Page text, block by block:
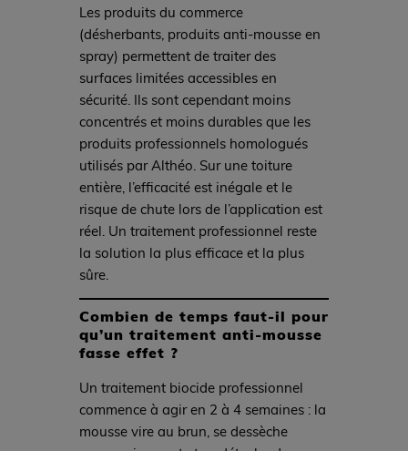
Les produits du commerce
(désherbants, produits anti-mousse en
spray) permettent de traiter des
surfaces limitées accessibles en
sécurité. Ils sont cependant moins
concentrés et moins durables que les
produits professionnels homologués
utilisés par Althéo. Sur une toiture
entière, l’efficacité est inégale et le
risque de chute lors de l’application est
réel. Un traitement professionnel reste
la solution la plus efficace et la plus
sûre.
Combien de temps faut-il pour
qu’un traitement anti-mousse
fasse effet ?
Un traitement biocide professionnel
commence à agir en 2 à 4 semaines : la
mousse vire au brun, se dessèche